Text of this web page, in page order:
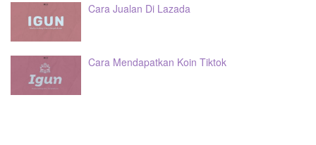
Cara Jualan Di Lazada
Cara Mendapatkan Koin Tiktok